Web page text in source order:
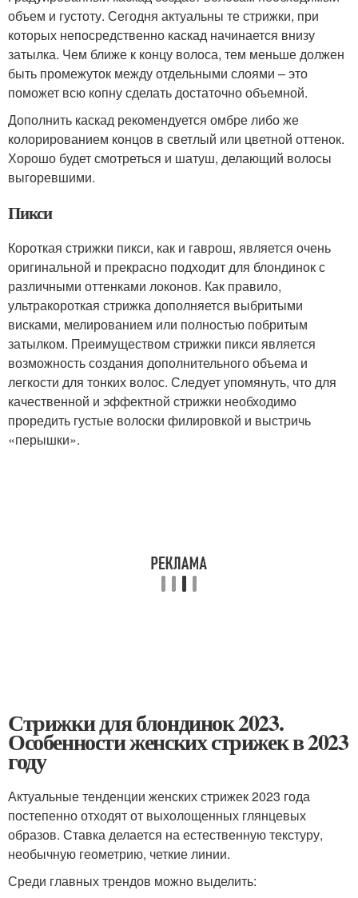
объем и густоту. Сегодня актуальны те стрижки, при
которых непосредственно каскад начинается внизу
затылка. Чем ближе к концу волоса, тем меньше должен
быть промежуток между отдельными слоями – это
поможет всю копну сделать достаточно объемной.
Дополнить каскад рекомендуется омбре либо же
колорированием концов в светлый или цветной оттенок.
Хорошо будет смотреться и шатуш, делающий волосы
выгоревшими.
Пикси
Короткая стрижки пикси, как и гаврош, является очень
оригинальной и прекрасно подходит для блондинок с
различными оттенками локонов. Как правило,
ультракороткая стрижка дополняется выбритыми
висками, мелированием или полностью побритым
затылком. Преимуществом стрижки пикси является
возможность создания дополнительного объема и
легкости для тонких волос. Следует упомянуть, что для
качественной и эффектной стрижки необходимо
проредить густые волоски филировкой и выстричь
«перышки».
Стрижки для блондинок 2023.
Особенности женских стрижек в 2023
году
Актуальные тенденции женских стрижек 2023 года
постепенно отходят от выхолощенных глянцевых
образов. Ставка делается на естественную текстуру,
необычную геометрию, четкие линии.
Среди главных трендов можно выделить: